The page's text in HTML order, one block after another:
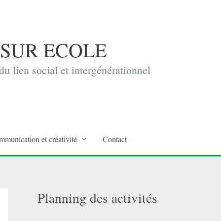
ECOLE
lien social et intergénérationnel
et créativité Contact
Planning des activités